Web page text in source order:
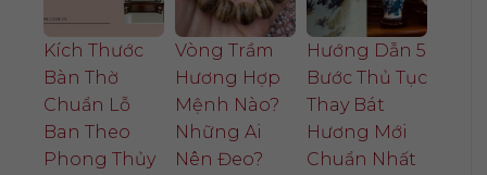
Kích Thước
Bàn Thờ
Chuẩn Lỗ
Ban Theo
Phong Thủy
Vòng Trầm
Hương Hợp
Mệnh Nào?
Những Ai
Nên Đeo?
Hướng Dẫn 5
Bước Thủ Tục
Thay Bát
Hương Mới
Chuẩn Nhất